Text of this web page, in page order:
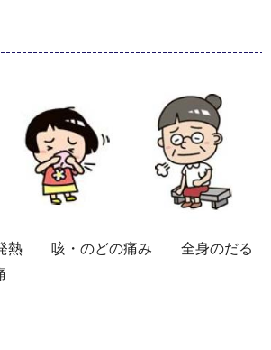
発熱 咳・のどの痛み 全身のだる